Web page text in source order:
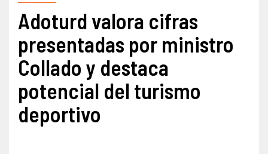
Adoturd valora cifras
presentadas por ministro
Collado y destaca
potencial del turismo
deportivo